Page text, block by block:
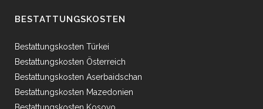
BESTATTUNGSKOSTEN
Bestattungskosten Türkei
Bestattungskosten Österreich
Bestattungskosten Aserbaidschan
Bestattungskosten Mazedonien